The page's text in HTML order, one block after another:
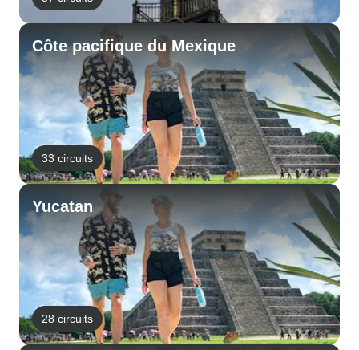
Côte pacifique du Mexique
33 circuits
Yucatan
28 circuits